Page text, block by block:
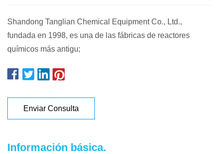
Shandong Tanglian Chemical Equipment Co., Ltd.,
fundada en 1998, es una de las fábricas de reactores
químicos más antigu;
Enviar Consulta
Información básica.